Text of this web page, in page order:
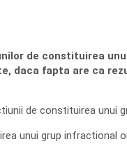
de constituirea
daca fapta are ca
de constituirea unui
unui grup infractional